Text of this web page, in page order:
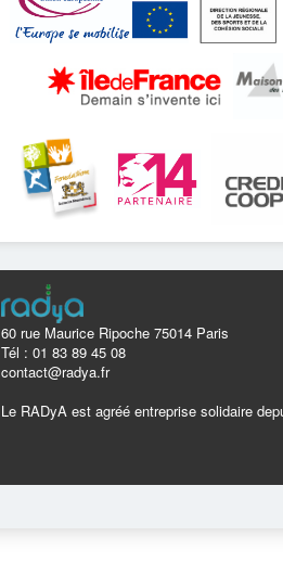
60 rue Maurice Ripoche 75014 Paris
Tél : 01 83 89 45 08
contact@radya.fr
Le RADyA est agréé entreprise solidaire